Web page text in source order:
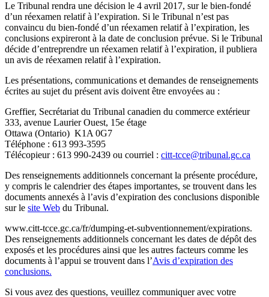
Le Tribunal rendra une décision le 4 avril 2017, sur le bien-fondé
d’un réexamen relatif à l’expiration. Si le Tribunal n’est pas
convaincu du bien-fondé d’un réexamen relatif à l’expiration, les
conclusions expireront à la date de conclusion prévue. Si le Tribunal
décide d’entreprendre un réexamen relatif à l’expiration, il publiera
un avis de réexamen relatif à l’expiration.
Les présentations, communications et demandes de renseignements
écrites au sujet du présent avis doivent être envoyées au :
Greffier, Secrétariat du Tribunal canadien du commerce extérieur
333, avenue Laurier Ouest, 15e étage
Ottawa (Ontario) K1A 0G7
Téléphone : 613 993-3595
Télécopieur : 613 990-2439 ou courriel : citt-tcce@tribunal.gc.ca
Des renseignements additionnels concernant la présente procédure,
y compris le calendrier des étapes importantes, se trouvent dans les
documents annexés à l’avis d’expiration des conclusions disponible
sur le site Web du Tribunal.
www.citt-tcce.gc.ca/fr/dumping-et-subventionnement/expirations.
Des renseignements additionnels concernant les dates de dépôt des
exposés et les procédures ainsi que les autres facteurs comme les
documents à l’appui se trouvent dans l’Avis d’expiration des
conclusions.
Si vous avez des questions, veuillez communiquer avec votre